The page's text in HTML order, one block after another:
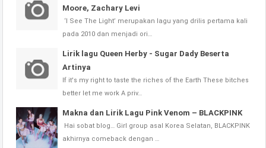
Moore, Zachary Levi
‘I See The Light’ merupakan lagu yang drilis pertama kali
pada 2010 dan menjadi ori…
Lirik lagu Queen Herby - Sugar Dady Beserta
Artinya
If it's my right to taste the riches of the Earth These bitches
better let me work A priv…
Makna dan Lirik Lagu Pink Venom – BLACKPINK
Hai sobat blog… Girl group asal Korea Selatan, BLACKPINK
akhirnya comeback dengan …